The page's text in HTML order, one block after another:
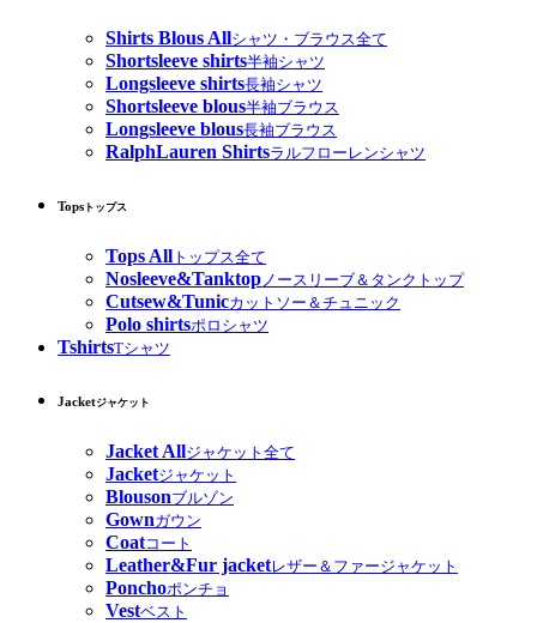
Shirts Blous Allシャツ・ブラウス全て
Shortsleeve shirts半袖シャツ
Longsleeve shirts長袖シャツ
Shortsleeve blous半袖ブラウス
Longsleeve blous長袖ブラウス
RalphLauren Shirtsラルフローレンシャツ
Tops トップス
Tops All トップス全て
Nosleeve&Tanktopノースリーブ＆タンクトップ
Cutsew&Tunicカットソー＆チュニック
Polo shirtsポロシャツ
TshirtsTシャツ
Jacketジャケット
Jacket Allジャケット全て
Jacketジャケット
Blousonブルゾン
Gownガウン
Coatコート
Leather&Fur jacketレザー＆ファージャケット
Ponchoポンチョ
Vestベスト